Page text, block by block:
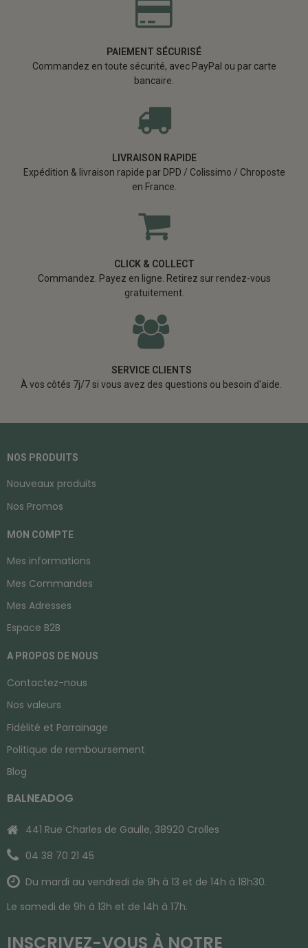
PAIEMENT SÉCURISÉ
Commandez en toute sécurité, avec PayPal ou par carte
bancaire.
LIVRAISON RAPIDE
Expédition & livraison rapide par DPD / Colissimo / Chroposte
en France.
CLICK & COLLECT
Commandez. Payez en ligne. Retirez sur rendez-vous
gratuitement.
SERVICE CLIENTS
À vos côtés 7j/7 si vous avez des questions ou besoin d'aide.
NOS PRODUITS
Nouveaux produits
Nos Promos
MON COMPTE
Mes informations
Mes Commandes
Mes Adresses
Espace B2B
A PROPOS DE NOUS
Contactez-nous
Nos valeurs
Fidélité et Parrainage
Politique de remboursement
Blog
BALNEADOG
441 Rue Charles de Gaulle, 38920 Crolles
04 38 70 21 45
Du mardi au vendredi de 9h à 13 et de 14h à 18h30.
Le samedi de 9h à 13h et de 14h à 17h.
INSCRIVEZ-VOUS À NOTRE